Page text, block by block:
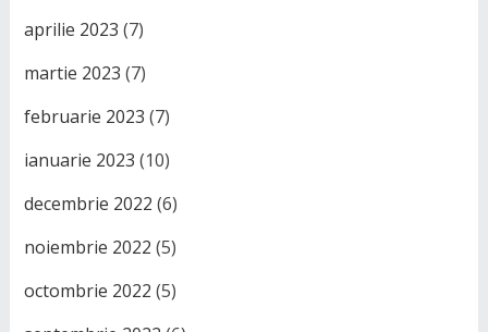
aprilie 2023 (7)
martie 2023 (7)
februarie 2023 (7)
ianuarie 2023 (10)
decembrie 2022 (6)
noiembrie 2022 (5)
octombrie 2022 (5)